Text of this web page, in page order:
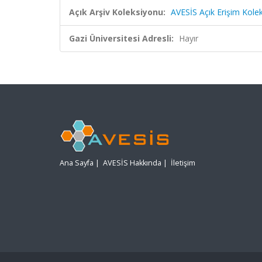
Açık Arşiv Koleksiyonu: AVESİS Açık Erişim
Gazi Üniversitesi Adresli: Hayır
Ana Sayfa | AVESİS Hakkında | İletişim